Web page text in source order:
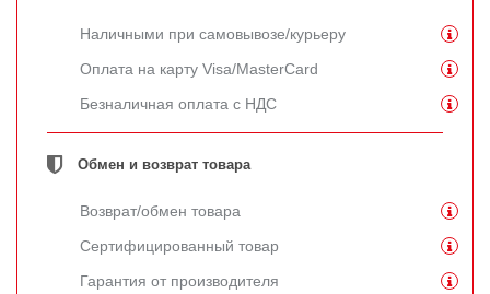
Наличными при самовывозе/курьеру
Оплата на карту Visa/MasterCard
Безналичная оплата с НДС
Обмен и возврат товара
Возврат/обмен товара
Сертифицированный товар
Гарантия от производителя